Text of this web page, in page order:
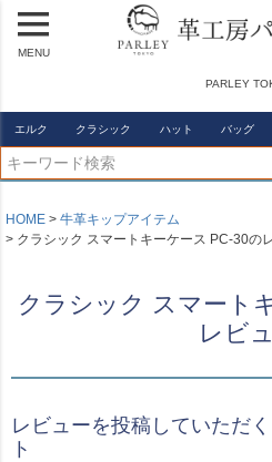
PARLEY
MENU
エルク クラシック ハット バッグ
HOME
牛革キップアイテム
クラシック スマートキーケース PC-30の
クラシック スマート
レビ
レビューを投稿していただ
ト